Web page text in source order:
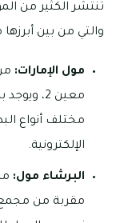
والتي من بين أبرزها
مول الإمارات:
مختلف أنواع
الإلكترونية.
البرشاء مول: